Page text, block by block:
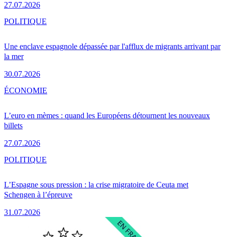
27.07.2026
Une enclave espagnole dépassée par l'afflux de migrants arrivant par
la mer
30.07.2026
POLITIQUE
L’euro en mèmes : quand les Européens détournent les nouveaux
billets
27.07.2026
ÉCONOMIE
L’Espagne sous pression : la crise migratoire de Ceuta met
Schengen à l’épreuve
31.07.2026
POLITIQUE